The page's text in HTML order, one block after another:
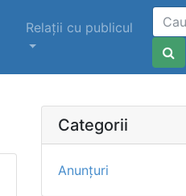
Relații cu publicul
Categorii
Anunțuri